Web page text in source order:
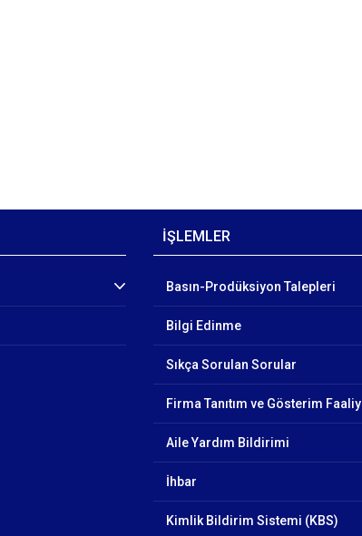
İŞLEMLER
Basın-Prodüksiyon Talepleri
Bilgi Edinme
Sıkça Sorulan Sorular
Firma Tanıtım ve Gösterim
Aile Yardım Bildirimi
İhbar
Kimlik Bildirim Sistemi (KBS)